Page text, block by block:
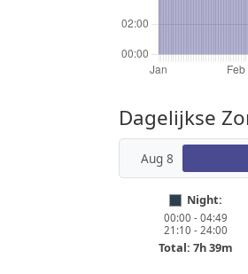
Dagelijkse
Aug 8
Night:
00:00 - 04:49
21:10 - 24:00
Total: 7h 39m